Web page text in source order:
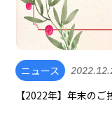
ニュース
【2022年】年末の